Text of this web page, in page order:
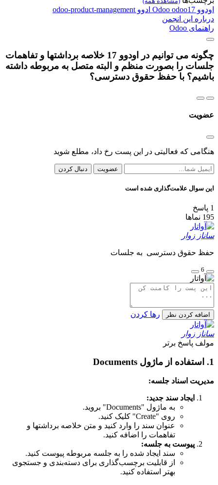
اودوو Odoo odoo17 ادوو odoo-product-management
درباره این انجمن
راهنمای Odoo
چگونه می توانیم در اودوو 17 خلاصه برداشتها و تفاهمات
جلسات را بصورت منظم و البته متصل به مربوطه داشته
باشیم؟ با حفظ حقوق دسترسی؟
عضویت
هنگامی که فعالیتی در این پست رخ داد، مطلع شوید
عضویت دنبال کردن
این سوال علامت‌گذاری شده است
1 پاسخ
195 نماها
ساناز زوار
حفظ حقوق دسترسی به جلسات
6
اضافه کردن نظر رها کردن
ساناز زوار
مولف پاسخ برتر
1. استفاده از ماژول Documents
مدیریت اسناد جلسه:
ایجاد سند جدید:
به ماژول "Documents" بروید.
روی "Create" کلیک کنید.
عنوان سند را وارد کنید و متن خلاصه برداشتها و
تفاهمات را اضافه کنید.
پیوست به جلسه:
سند ایجاد شده را به جلسه مربوطه پیوست کنید.
از قابلیت برچسب‌گذاری برای دسته‌بندی و جستجوی
بهتر استفاده کنید.